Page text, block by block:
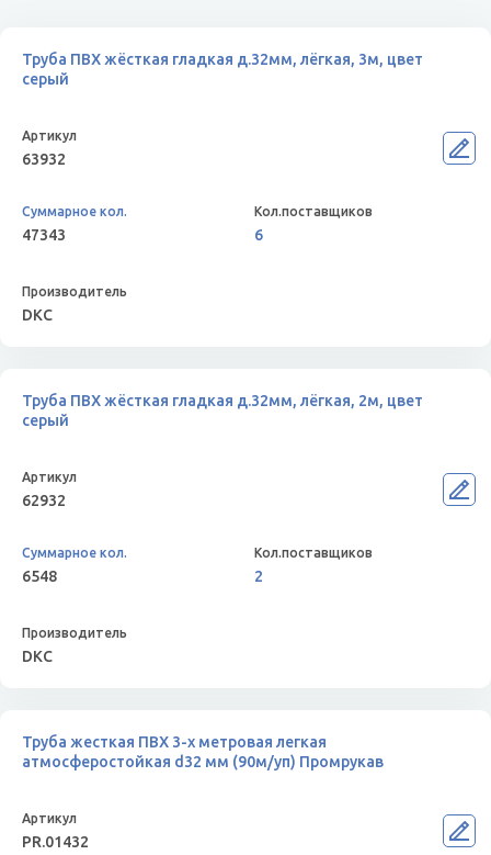
Труба ПВХ жёсткая гладкая д.32мм, лёгкая, 3м, цвет
серый
63932
47343 6
DKC
Труба ПВХ жёсткая гладкая д.32мм, лёгкая, 2м, цвет
серый
62932
6548 2
DKC
Труба жесткая ПВХ 3-х метровая легкая
атмосферостойкая d32 мм (90м/уп) Промрукав
PR.01432